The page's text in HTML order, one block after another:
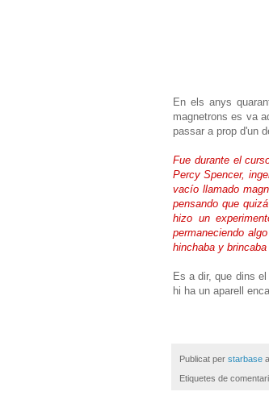
En els anys
magnetrons es va
passar a prop d'un
Fue durante el
Percy Spencer,
vacío llamado
pensando que
hizo un
permaneciendo
hinchaba y
Es a dir, que dins
hi ha un aparell
Publicat per starbase a
Etiquetes de